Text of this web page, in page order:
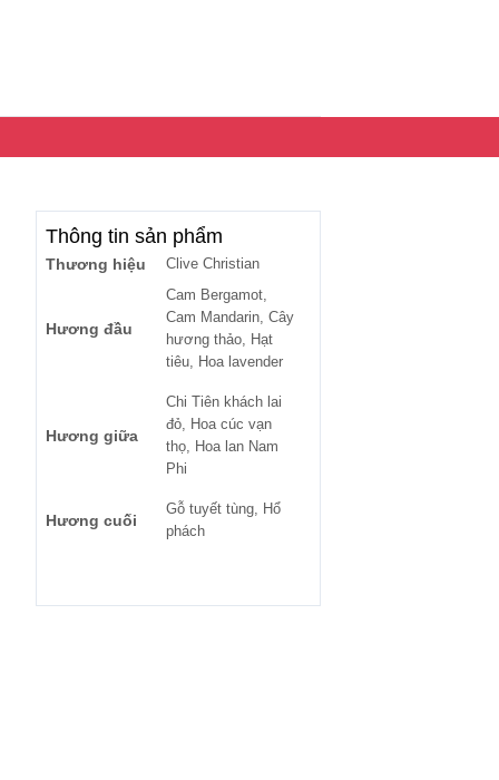
Thông tin sản phẩm
Thương hiệu Clive Christian
Hương đầu
Cam Bergamot,
Cam Mandarin, Cây
hương thảo, Hạt
tiêu, Hoa lavender
Hương giữa
Chi Tiên khách lai
đỏ, Hoa cúc vạn
thọ, Hoa lan Nam
Phi
Hương cuối
Gỗ tuyết tùng, Hổ
phách